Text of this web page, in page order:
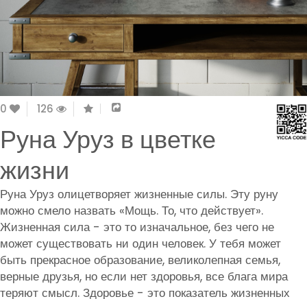
0 126
Руна Уруз в цветке
жизни
Руна Уруз олицетворяет жизненные силы. Эту руну
можно смело назвать «Мощь. То, что действует».
Жизненная сила - это то изначальное, без чего не
может существовать ни один человек. У тебя может
быть прекрасное образование, великолепная семья,
верные друзья, но если нет здоровья, все блага мира
теряют смысл. Здоровье - это показатель жизненных